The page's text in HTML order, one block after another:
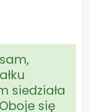
siedziała
się